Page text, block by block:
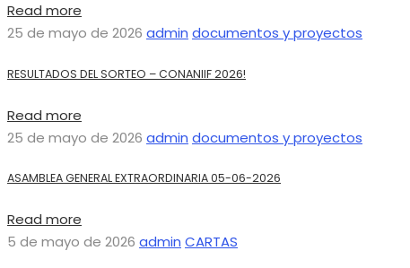
Read more
25 de mayo de 2026 admin documentos y proyectos
RESULTADOS DEL SORTEO – CONANIIF 2026!
Read more
25 de mayo de 2026 admin documentos y proyectos
ASAMBLEA GENERAL EXTRAORDINARIA 05-06-2026
Read more
5 de mayo de 2026 admin CARTAS